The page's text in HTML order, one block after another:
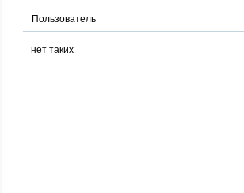
Пользователь
нет таких